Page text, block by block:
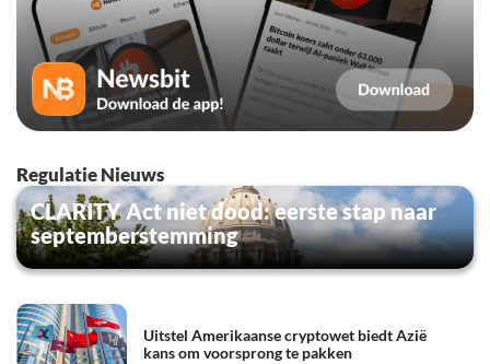
Regulatie Nieuws
CLARITY Act niet dood: eerste stap naar
septemberstemming
Uitstel Amerikaanse cryptowet biedt Azië
kans om voorsprong te pakken